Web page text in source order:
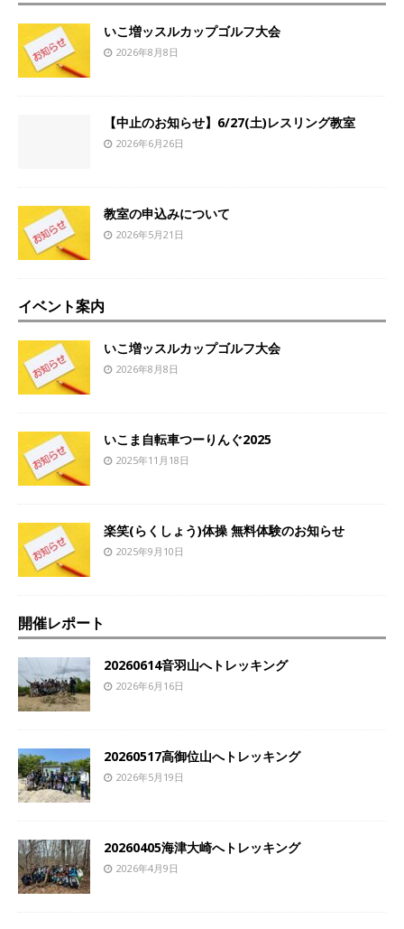
いこ増ッスルカップゴルフ大会
2026年8月8日
【中止のお知らせ】6/27(土)レスリング教室
2026年6月26日
教室の申込みについて
2026年5月21日
イベント案内
いこ増ッスルカップゴルフ大会
2026年8月8日
いこま自転車つーりんぐ2025
2025年11月18日
楽笑(らくしょう)体操 無料体験のお知らせ
2025年9月10日
開催レポート
20260614音羽山へトレッキング
2026年6月16日
20260517高御位山へトレッキング
2026年5月19日
20260405海津大崎へトレッキング
2026年4月9日